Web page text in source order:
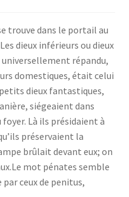
trouve dans le portail au
dieux inférieurs ou dieux
universellement répandu,
domestiques, était celui
dieux fantastiques,
siégeaient dans
Là ils présidaient à
préservaient la
brûlait devant eux; on
mot pénates semble
par ceux de penitus,